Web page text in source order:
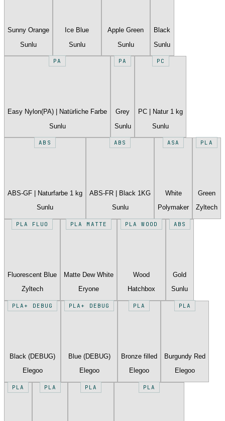
Sunny Orange
Sunlu
Ice Blue
Sunlu
Apple Green
Sunlu
Black
Sunlu
PA
Easy Nylon(PA) | Natürliche Farbe
Sunlu
PA
Grey
Sunlu
PC
PC | Natur 1 kg
Sunlu
ABS
ABS-GF | Naturfarbe 1 kg
Sunlu
ABS
ABS-FR | Black 1KG
Sunlu
ASA
White
Polymaker
PLA
Green
Zyltech
PLA FLUO
Fluorescent Blue
Zyltech
PLA MATTE
Matte Dew White
Eryone
PLA WOOD
Wood
Hatchbox
ABS
Gold
Sunlu
PLA+ DEBUG
Black (DEBUG)
Elegoo
PLA+ DEBUG
Blue (DEBUG)
Elegoo
PLA
Bronze filled
Elegoo
PLA
Burgundy Red
Elegoo
PLA PLA PLA PLA